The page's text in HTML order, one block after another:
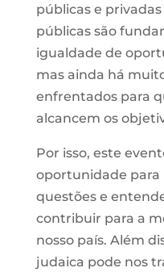
públicas e privadas
públicas são
igualdade de
mas ainda há
enfrentados para
alcancem os
Por isso, este
oportunidade para
questões e
contribuir para a
nosso país. Além
judaica pode nos